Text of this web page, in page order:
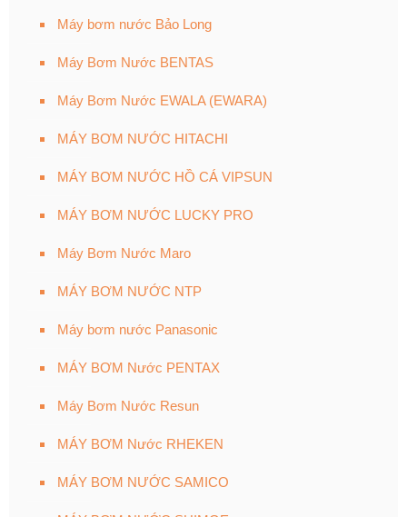
Máy bơm nước Bảo Long
Máy Bơm Nước BENTAS
Máy Bơm Nước EWALA (EWARA)
MÁY BƠM NƯỚC HITACHI
MÁY BƠM NƯỚC HỒ CÁ VIPSUN
MÁY BƠM NƯỚC LUCKY PRO
Máy Bơm Nước Maro
MÁY BƠM NƯỚC NTP
Máy bơm nước Panasonic
MÁY BƠM Nước PENTAX
Máy Bơm Nước Resun
MÁY BƠM Nước RHEKEN
MÁY BƠM NƯỚC SAMICO